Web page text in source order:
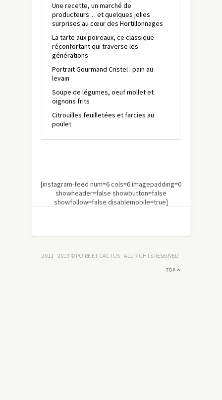
Une recette, un marché de
producteurs… et quelques jolies
surprises au cœur des Hortillonnages
La tarte aux poireaux, ce classique
réconfortant qui traverse les
générations
Portrait Gourmand Cristel : pain au
levain
Soupe de légumes, oeuf mollet et
oignons frits
Citrouilles feuilletées et farcies au
poulet
[instagram-feed num=6 cols=6 imagepadding=0
showheader=false showbutton=false
showfollow=false disablemobile=true]
2011 - 2019 © POIRE ET CACTUS - ALL RIGHTS RESERVED
TOP